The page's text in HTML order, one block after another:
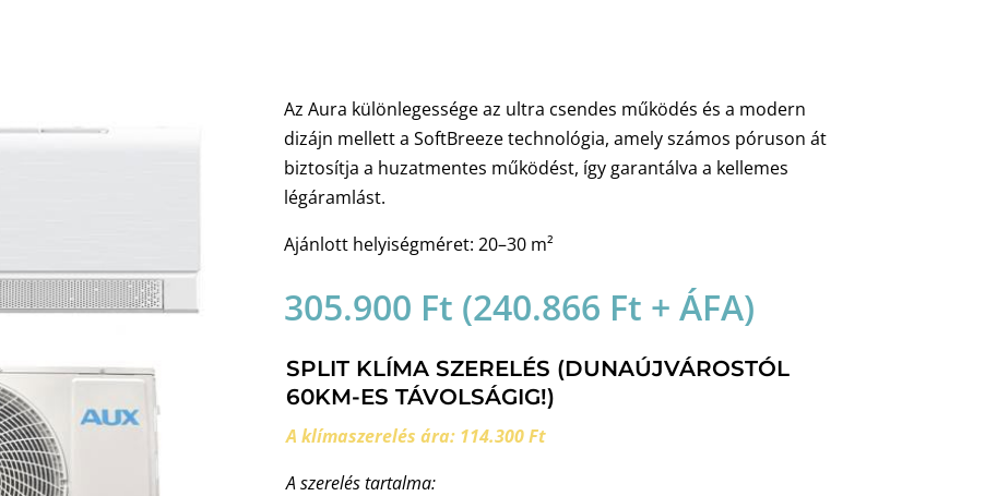
Az Aura különlegessége az ultra csendes működés és a modern
dizájn mellett a SoftBreeze technológia, amely számos póruson át
biztosítja a huzatmentes működést, így garantálva a kellemes
légáramlást.
Ajánlott helyiségméret: 20–30 m²
305.900 Ft (240.866 Ft + ÁFA)
SPLIT KLÍMA SZERELÉS (DUNAÚJVÁROSTÓL
60KM-ES TÁVOLSÁGIG!)
A klímaszerelés ára: 114.300 Ft
A szerelés tartalma: